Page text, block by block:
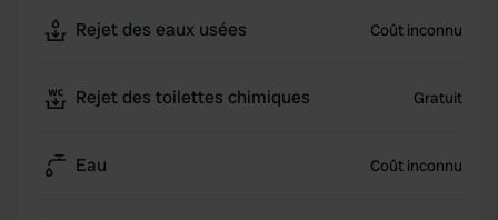
Rejet des eaux usées Coût inconnu
Rejet des toilettes chimiques Gratuit
Eau Coût inconnu